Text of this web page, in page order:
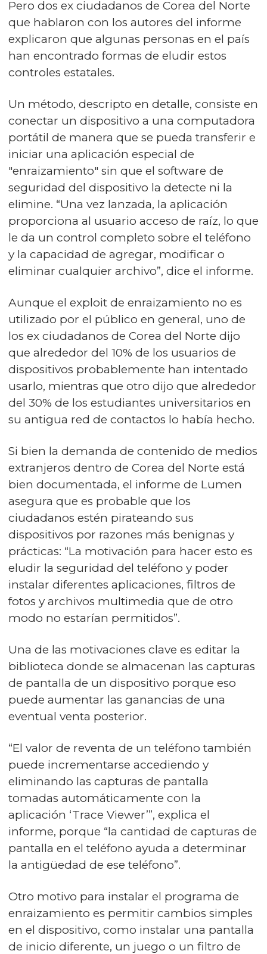
Pero dos ex ciudadanos de Corea del Norte
que hablaron con los autores del informe
explicaron que algunas personas en el país
han encontrado formas de eludir estos
controles estatales.
Un método, descripto en detalle, consiste en
conectar un dispositivo a una computadora
portátil de manera que se pueda transferir e
iniciar una aplicación especial de
"enraizamiento" sin que el software de
seguridad del dispositivo la detecte ni la
elimine. “Una vez lanzada, la aplicación
proporciona al usuario acceso de raíz, lo que
le da un control completo sobre el teléfono
y la capacidad de agregar, modificar o
eliminar cualquier archivo”, dice el informe.
Aunque el exploit de enraizamiento no es
utilizado por el público en general, uno de
los ex ciudadanos de Corea del Norte dijo
que alrededor del 10% de los usuarios de
dispositivos probablemente han intentado
usarlo, mientras que otro dijo que alrededor
del 30% de los estudiantes universitarios en
su antigua red de contactos lo había hecho.
Si bien la demanda de contenido de medios
extranjeros dentro de Corea del Norte está
bien documentada, el informe de Lumen
asegura que es probable que los
ciudadanos estén pirateando sus
dispositivos por razones más benignas y
prácticas: “La motivación para hacer esto es
eludir la seguridad del teléfono y poder
instalar diferentes aplicaciones, filtros de
fotos y archivos multimedia que de otro
modo no estarían permitidos”.
Una de las motivaciones clave es editar la
biblioteca donde se almacenan las capturas
de pantalla de un dispositivo porque eso
puede aumentar las ganancias de una
eventual venta posterior.
“El valor de reventa de un teléfono también
puede incrementarse accediendo y
eliminando las capturas de pantalla
tomadas automáticamente con la
aplicación ‘Trace Viewer’”, explica el
informe, porque “la cantidad de capturas de
pantalla en el teléfono ayuda a determinar
la antigüedad de ese teléfono”.
Otro motivo para instalar el programa de
enraizamiento es permitir cambios simples
en el dispositivo, como instalar una pantalla
de inicio diferente, un juego o un filtro de